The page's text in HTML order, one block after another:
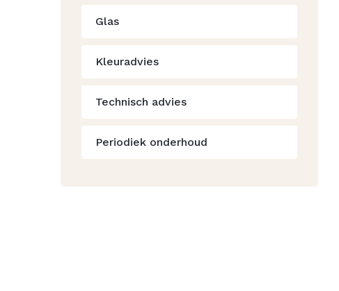
Glas
Kleuradvies
Technisch advies
Periodiek onderhoud